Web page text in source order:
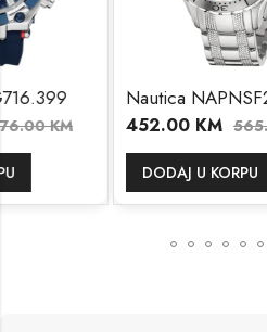
Nautica NAPNSF205
452.00 KM 565.00 KM
DODAJ U KORPU